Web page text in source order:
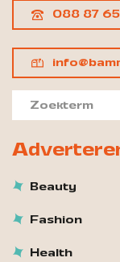
088 87
Beauty
Fashion
Health